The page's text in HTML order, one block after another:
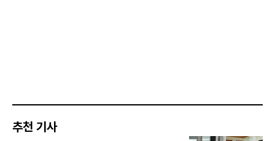
추천 기사